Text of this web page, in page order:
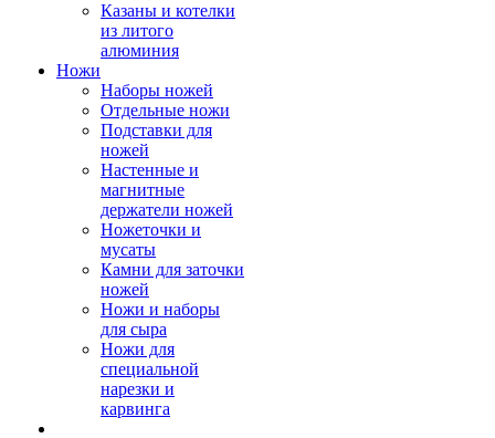
Казаны и котелки
из литого
алюминия
Ножи
Наборы ножей
Отдельные ножи
Подставки для
ножей
Настенные и
магнитные
держатели ножей
Ножеточки и
мусаты
Камни для заточки
ножей
Ножи и наборы
для сыра
Ножи для
специальной
нарезки и
карвинга